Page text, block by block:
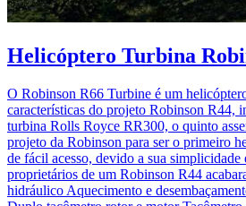
Helicóptero Turbina
O Robinson R66 Turbine é um
características do projeto Robinson R44,
turbina Rolls Royce RR300, o quinto
projeto da Robinson para ser o primeiro
de fácil acesso, devido a sua
proprietários de um Robinson R44
hidráulico Aquecimento e